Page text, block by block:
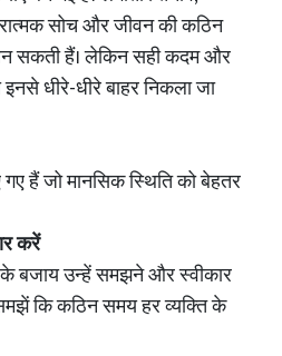
सोच और जीवन की कठिन
सकती हैं। लेकिन सही कदम और
इनसे धीरे-धीरे बाहर निकला जा
हैं जो मानसिक स्थिति को बेहतर
करें
बजाय उन्हें समझने और स्वीकार
कि कठिन समय हर व्यक्ति के